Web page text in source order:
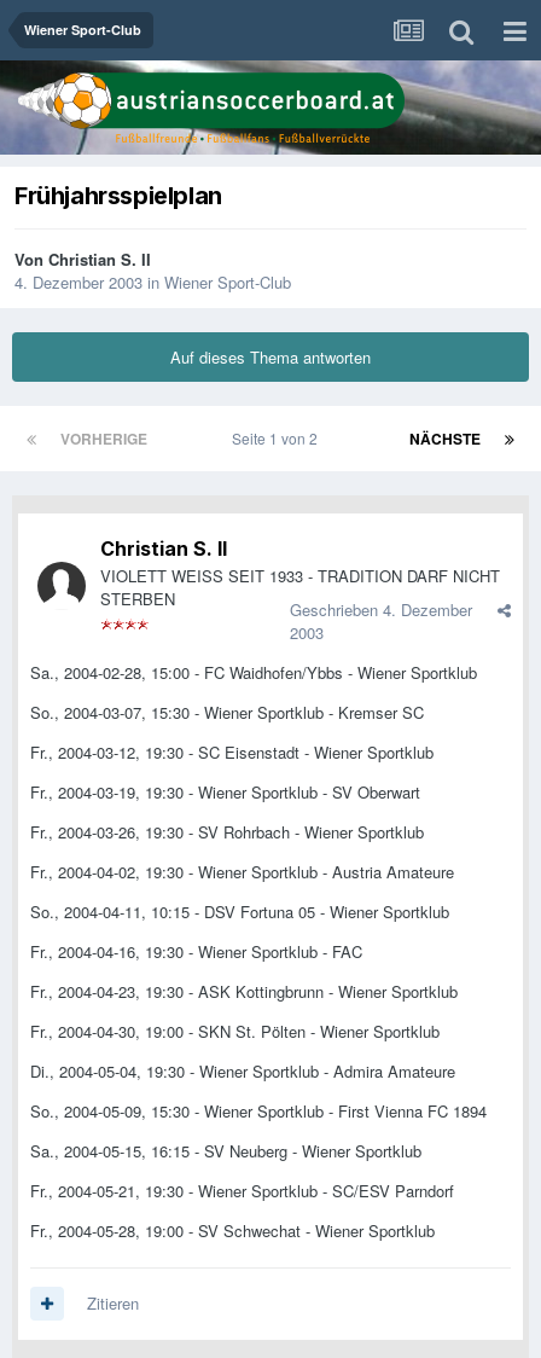
Wiener Sport-Club
Frühjahrsspielplan
Von Christian S. II
4. Dezember 2003 in Wiener Sport-Club
Auf dieses Thema antworten
VORHERIGE NÄCHSTE
Seite 1 von 2
Christian S. II
VIOLETT WEISS SEIT 1933 - TRADITION DARF NICHT
STERBEN
Geschrieben 4. Dezember
2003
Sa., 2004-02-28, 15:00 - FC Waidhofen/Ybbs - Wiener Sportklub
So., 2004-03-07, 15:30 - Wiener Sportklub - Kremser SC
Fr., 2004-03-12, 19:30 - SC Eisenstadt - Wiener Sportklub
Fr., 2004-03-19, 19:30 - Wiener Sportklub - SV Oberwart
Fr., 2004-03-26, 19:30 - SV Rohrbach - Wiener Sportklub
Fr., 2004-04-02, 19:30 - Wiener Sportklub - Austria Amateure
So., 2004-04-11, 10:15 - DSV Fortuna 05 - Wiener Sportklub
Fr., 2004-04-16, 19:30 - Wiener Sportklub - FAC
Fr., 2004-04-23, 19:30 - ASK Kottingbrunn - Wiener Sportklub
Fr., 2004-04-30, 19:00 - SKN St. Pölten - Wiener Sportklub
Di., 2004-05-04, 19:30 - Wiener Sportklub - Admira Amateure
So., 2004-05-09, 15:30 - Wiener Sportklub - First Vienna FC 1894
Sa., 2004-05-15, 16:15 - SV Neuberg - Wiener Sportklub
Fr., 2004-05-21, 19:30 - Wiener Sportklub - SC/ESV Parndorf
Fr., 2004-05-28, 19:00 - SV Schwechat - Wiener Sportklub
Zitieren